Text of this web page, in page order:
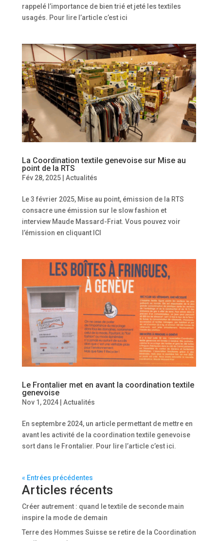
rappelé l’importance de bien trié et jeté les textiles
usagés. Pour lire l’article c’est ici
La Coordination textile genevoise sur Mise au
point de la RTS
Fév 28, 2025| Actualités
Le 3 février 2025, Mise au point, émission de la RTS
consacre une émission sur le slow fashion et
interview Maude Massard-Friat. Vous pouvez voir
l’émission en cliquant ICI
Le Frontalier met en avant la coordination textile
genevoise
Nov 1, 2024| Actualités
En septembre 2024, un article permettant de mettre en
avant les activité de la coordination textile genevoise
sort dans le Frontalier. Pour lire l’article c’est ici.
« Entrées précédentes
Articles récents
Créer autrement : quand le textile de seconde main
inspire la mode de demain
Terre des Hommes Suisse se retire de la Coordination